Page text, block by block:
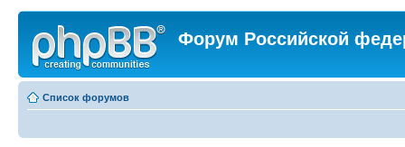
Форум Российской
Список форумов